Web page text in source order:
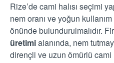
Rize’de cami halısı seçimi
nem oranı ve yoğun
önünde bulundurulmalıdır.
üretimialanında, nem
dirençli ve uzun ömürlü cami